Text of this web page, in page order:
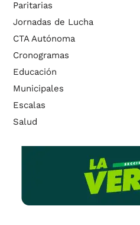
Paritarias
Jornadas de Lucha
CTA Autónoma
Cronogramas
Educación
Municipales
Escalas
Salud